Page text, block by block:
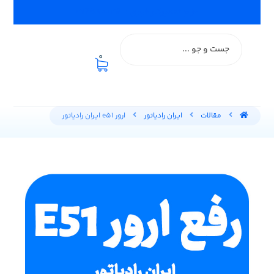
0
مقالات ایران رادیاتور ارور e51 ایران رادیاتور